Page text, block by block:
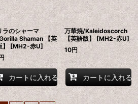
ラのシャーマ
Shaman 【英
】 [MH2-赤U]
カートに入れる
万華焼/Kaleidoscorch
【英語版】 [MH2-赤U]
10円
カートに入れる